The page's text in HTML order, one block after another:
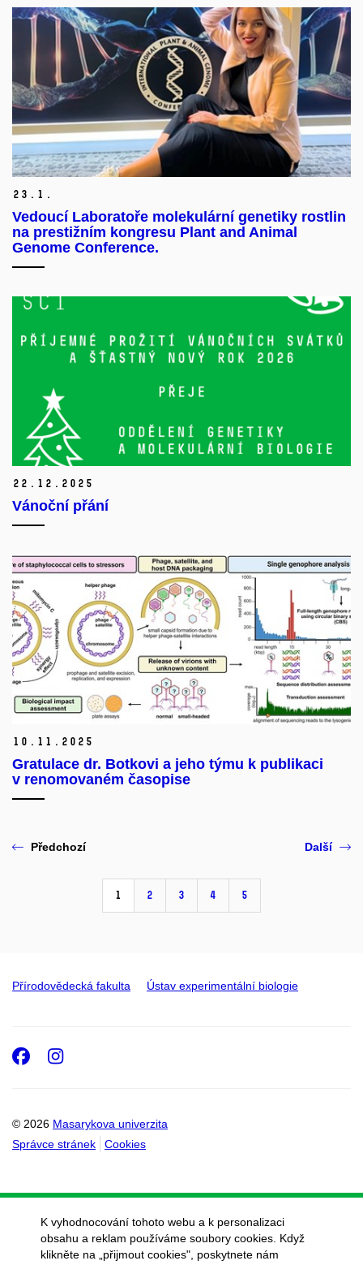
23. 1.
Vedoucí Laboratoře molekulární genetiky rostlin
na prestižním kongresu Plant and Animal
Genome Conference.
22. 12. 2025
Vánoční přání
10. 11. 2025
Gratulace dr. Botkovi a jeho týmu k publikaci
v renomovaném časopise
Předchozí
1 2 3 4 5
Další
Přírodovědecká fakulta Ústav experimentální biologie
© 2026 Masarykova univerzita
Správce stránek
Cookies
Facebook
Instagram
K vyhodnocování tohoto webu a k personalizaci
obsahu a reklam používáme soubory cookies. Když
klikněte na „přijmout cookies", poskytnete nám